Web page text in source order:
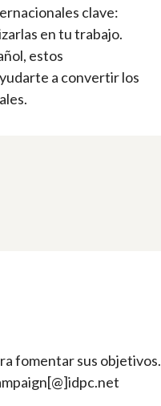
clave:
en tu trabajo.
estos
a convertir los
fomentar sus objetivos.